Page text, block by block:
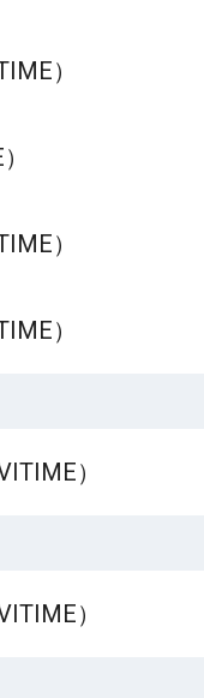
）
）
）
）
）